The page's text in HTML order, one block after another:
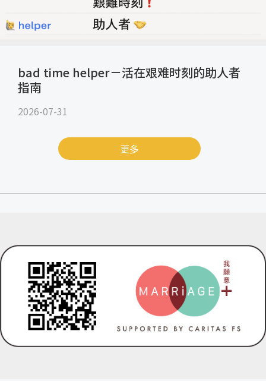
bad time helper－活在艰难时刻的助人者
指南
2026-07-31
更多